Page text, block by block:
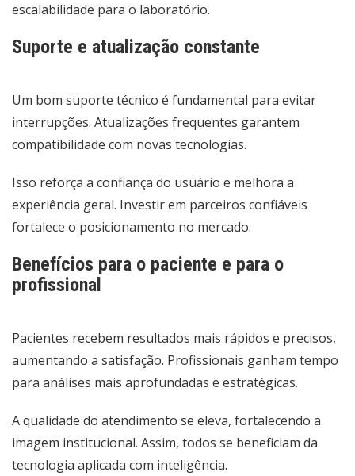
escalabilidade para o laboratório.
Suporte e atualização constante
Um bom suporte técnico é fundamental para evitar
interrupções. Atualizações frequentes garantem
compatibilidade com novas tecnologias.
Isso reforça a confiança do usuário e melhora a
experiência geral. Investir em parceiros confiáveis
fortalece o posicionamento no mercado.
Benefícios para o paciente e para o
profissional
Pacientes recebem resultados mais rápidos e precisos,
aumentando a satisfação. Profissionais ganham tempo
para análises mais aprofundadas e estratégicas.
A qualidade do atendimento se eleva, fortalecendo a
imagem institucional. Assim, todos se beneficiam da
tecnologia aplicada com inteligência.